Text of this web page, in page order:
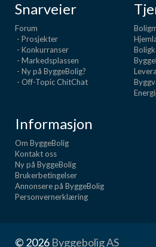
Snarveier
Forum
- Prosjekter
- Konkurranser
- Markedsplassen
- Ny på ByggeBolig?
- Off-Topic ChitChat
Informasjon
Om ByggeBolig
Kontakt oss
Ny på ByggeBolig
Brukerbetingelser
Annonsere på ByggeBolig
Personvernerklæring
© 2026 Byggebolig AS